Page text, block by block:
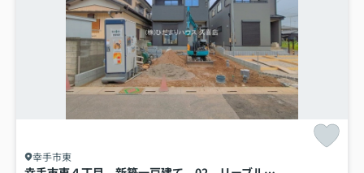
幸手市東